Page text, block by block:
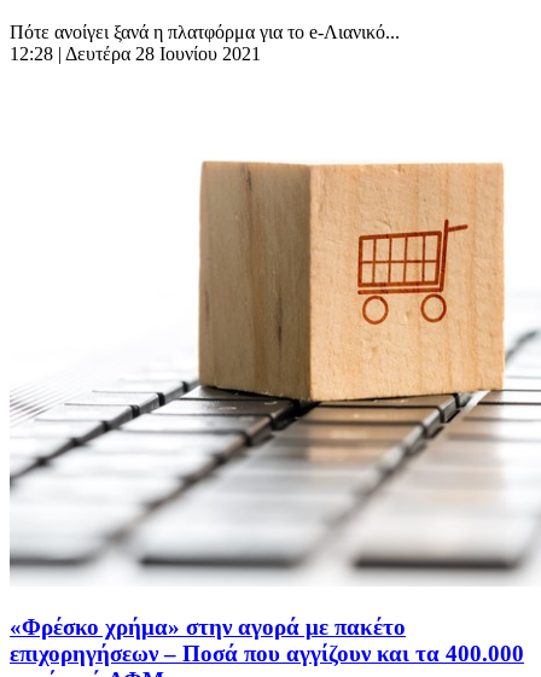
Πότε ανοίγει ξανά η πλατφόρμα για το e-Λιανικό...
12:28 | Δευτέρα 28 Ιουνίου 2021
«Φρέσκο χρήμα» στην αγορά με πακέτο
επιχορηγήσεων – Ποσά που αγγίζουν και τα 400.000